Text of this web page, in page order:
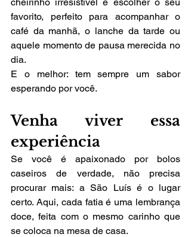
favorito, perfeito para acompanhar o
café da manhã, o lanche da tarde ou
aquele momento de pausa merecida no
dia.
E o melhor: tem sempre um sabor
esperando por você.
Venha viver essa
experiência
Se você é apaixonado por bolos
caseiros de verdade, não precisa
procurar mais: a São Luís é o lugar
certo. Aqui, cada fatia é uma lembrança
doce, feita com o mesmo carinho que
se coloca na mesa de casa.